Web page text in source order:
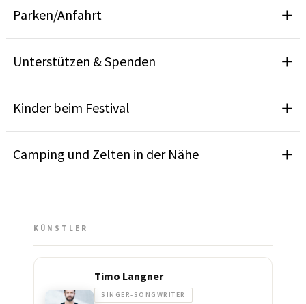
Parken/Anfahrt
Unterstützen & Spenden
Kinder beim Festival
Camping und Zelten in der Nähe
KÜNSTLER
Timo Langner
SINGER-SONGWRITER